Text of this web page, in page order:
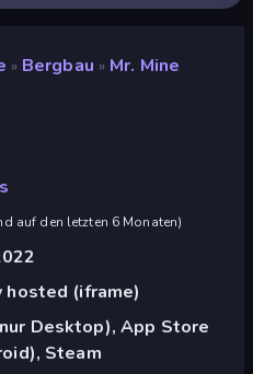
» Bergbau » Mr. Mine
auf den letzten 6 Monaten)
hosted (iframe)
Desktop), App Store
Steam